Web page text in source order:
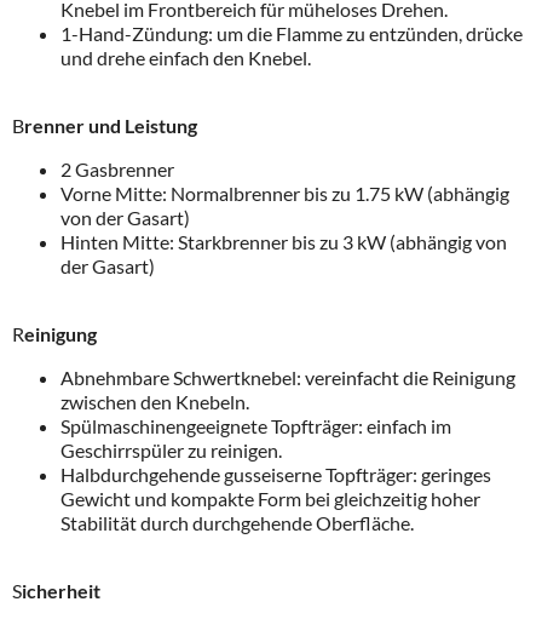
Knebel im Frontbereich für müheloses Drehen.
1-Hand-Zündung: um die Flamme zu entzünden, drücke
und drehe einfach den Knebel.
Brenner und Leistung
2 Gasbrenner
Vorne Mitte: Normalbrenner bis zu 1.75 kW (abhängig
von der Gasart)
Hinten Mitte: Starkbrenner bis zu 3 kW (abhängig von
der Gasart)
Reinigung
Abnehmbare Schwertknebel: vereinfacht die Reinigung
zwischen den Knebeln.
Spülmaschinengeeignete Topfträger: einfach im
Geschirrspüler zu reinigen.
Halbdurchgehende gusseiserne Topfträger: geringes
Gewicht und kompakte Form bei gleichzeitig hoher
Stabilität durch durchgehende Oberfläche.
Sicherheit